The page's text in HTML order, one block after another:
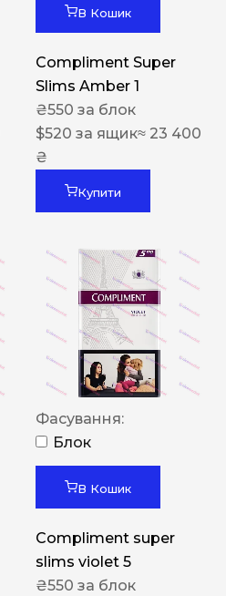
В Кошик
Compliment Super
Slims Amber 1
₴550 за блок
$520 за ящик≈ 23 400
₴
Купити
Фасування:
Блок
В Кошик
Compliment super
slims violet 5
₴550 за блок